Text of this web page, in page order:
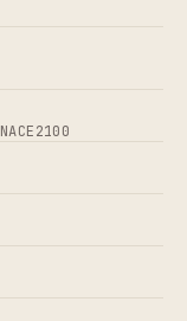
NACE2100